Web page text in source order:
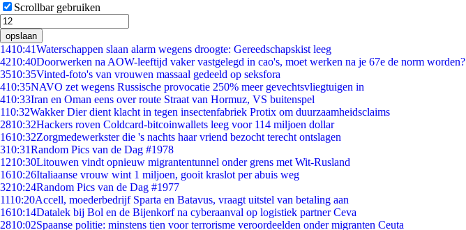
Scrollbar gebruiken
opslaan
1410:41Waterschappen slaan alarm wegens droogte: Gereedschapskist leeg
4210:40Doorwerken na AOW-leeftijd vaker vastgelegd in cao's, moet werken na je 67e de norm worden?
3510:35Vinted-foto's van vrouwen massaal gedeeld op seksfora
410:35NAVO zet wegens Russische provocatie 250% meer gevechtsvliegtuigen in
410:33Iran en Oman eens over route Straat van Hormuz, VS buitenspel
110:32Wakker Dier dient klacht in tegen insectenfabriek Protix om duurzaamheidsclaims
2810:32Hackers roven Coldcard-bitcoinwallets leeg voor 114 miljoen dollar
1610:32Zorgmedewerkster die 's nachts haar vriend bezocht terecht ontslagen
310:31Random Pics van de Dag #1978
1210:30Litouwen vindt opnieuw migrantentunnel onder grens met Wit-Rusland
1610:26Italiaanse vrouw wint 1 miljoen, gooit kraslot per abuis weg
3210:24Random Pics van de Dag #1977
1110:20Accell, moederbedrijf Sparta en Batavus, vraagt uitstel van betaling aan
1610:14Datalek bij Bol en de Bijenkorf na cyberaanval op logistiek partner Ceva
2810:02Spaanse politie: minstens tien voor terrorisme veroordeelden onder migranten Ceuta